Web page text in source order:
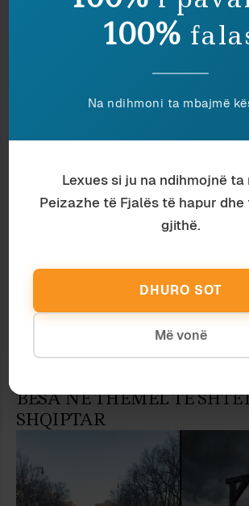
Adonis Filipi
BESA NË THEMEL TË
SHQIPTAR
100%
Na ndihmoni ta mbajmë
Lexues si ju na ndihmojnë ta
Peizazhe të Fjalës të hapur
gjithë.
DHURO SOT
Më vonë